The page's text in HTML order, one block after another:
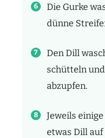
Die Gurke
dünne
Den Dill
schütteln
abzupfen.
Jeweils
etwas Dill